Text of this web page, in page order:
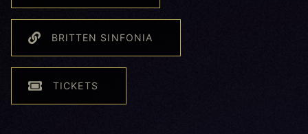
BRITTEN SINFONIA
TICKETS